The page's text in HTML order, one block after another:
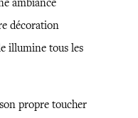
décoration
illumine tous les
propre toucher